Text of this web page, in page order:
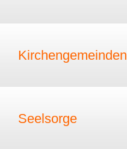
Kirchengemeinden
Seelsorge